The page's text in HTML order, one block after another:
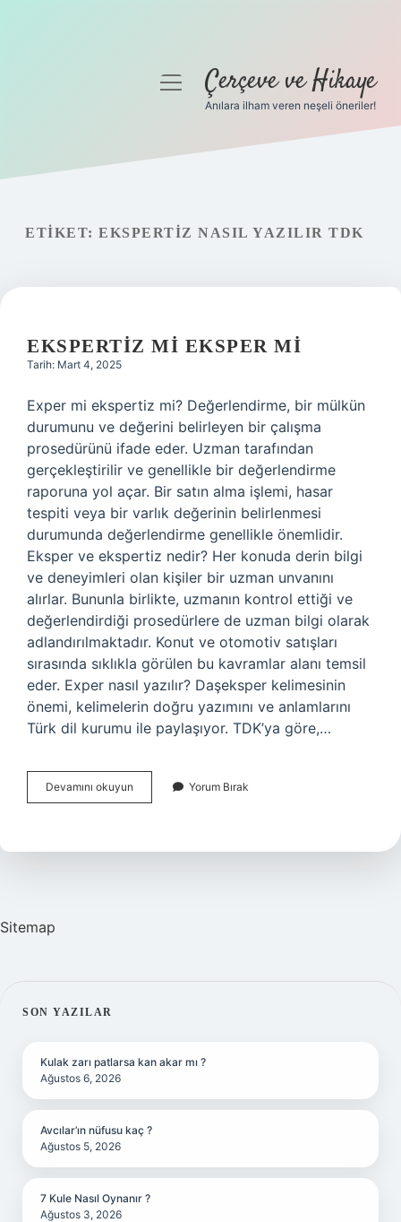
Gizlilik Politikası
menüyüÇerçeve ve Hikaye
Anılara ilham veren neşeli öneriler!
ETIKET: EKSPERTIZ NASIL YAZILIR TDK
EKSPERTIZ MI EKSPER MI
Tarih: Mart 4, 2025
Exper mi ekspertiz mi? Değerlendirme, bir mülkün
durumunu ve değerini belirleyen bir çalışma
prosedürünü ifade eder. Uzman tarafından
gerçekleştirilir ve genellikle bir değerlendirme
raporuna yol açar. Bir satın alma işlemi, hasar
tespiti veya bir varlık değerinin belirlenmesi
durumunda değerlendirme genellikle önemlidir.
Eksper ve ekspertiz nedir? Her konuda derin bilgi
ve deneyimleri olan kişiler bir uzman unvanını
alırlar. Bununla birlikte, uzmanın kontrol ettiği ve
değerlendirdiği prosedürlere de uzman bilgi olarak
adlandırılmaktadır. Konut ve otomotiv satışları
sırasında sıklıkla görülen bu kavramlar alanı temsil
eder. Exper nasıl yazılır? Daşeksper kelimesinin
önemi, kelimelerin doğru yazımını ve anlamlarını
Türk dil kurumu ile paylaşıyor. TDK’ya göre,…
Devamını okuyun Ekspertiz
Mi
Yorum Bırak
Sitemap
SIDEBAR
SON YAZILAR
Kulak zarı patlarsa kan akar mı ?
Ağustos 6, 2026
Avcılar’ın nüfusu kaç ?
Ağustos 5, 2026
7 Kule Nasıl Oynanır ?
Ağustos 3, 2026